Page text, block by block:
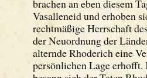
brachen an eben diesem
Vasalleneid und erhoben
rechtmäßige Herrschaft
der Neuordnung der
alternde Rhoderich eine
persönlichen Lage erhofft.